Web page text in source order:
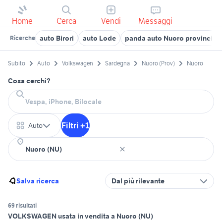
Home Cerca Vendi Messaggi
Ricerche auto Birori auto Lode panda auto Nuoro provincia
Subito Auto Volkswagen Sardegna Nuoro (Prov) Nuoro
Cosa cerchi?
Auto Filtri +1
Salva ricerca Dal più rilevante
69 risultati
VOLKSWAGEN usata in vendita a Nuoro (NU)